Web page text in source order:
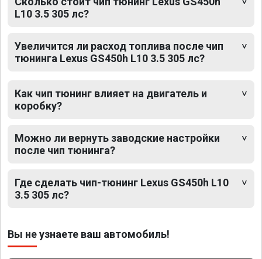
L10 3.5 305 лс?
Увеличится ли расход топлива после чип
тюнинга Lexus GS450h L10 3.5 305 лс?
Как чип тюнинг влияет на двигатель и
коробку?
Можно ли вернуть заводские настройки
после чип тюнинга?
Где сделать чип-тюнинг Lexus GS450h L10
3.5 305 лс?
Вы не узнаете ваш автомобиль!